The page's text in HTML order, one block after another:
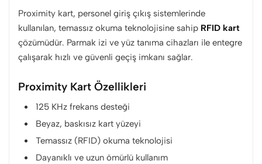
Proximity kart, personel giriş çıkış sistemlerinde
kullanılan, temassız okuma teknolojisine sahip RFID kart
çözümüdür. Parmak izi ve yüz tanıma cihazları ile entegre
çalışarak hızlı ve güvenli geçiş imkanı sağlar.
Proximity Kart Özellikleri
125 KHz frekans desteği
Beyaz, baskısız kart yüzeyi
Temassız (RFID) okuma teknolojisi
Dayanıklı ve uzun ömürlü kullanım